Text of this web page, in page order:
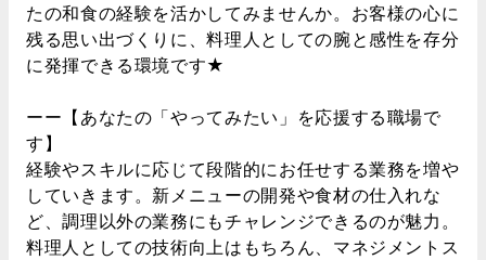
たの和食の経験を活かしてみませんか。お客様の心に
残る思い出づくりに、料理人としての腕と感性を存分
に発揮できる環境です★
ーー【あなたの「やってみたい」を応援する職場で
す】
経験やスキルに応じて段階的にお任せする業務を増や
していきます。新メニューの開発や食材の仕入れな
ど、調理以外の業務にもチャレンジできるのが魅力。
料理人としての技術向上はもちろん、マネジメントス